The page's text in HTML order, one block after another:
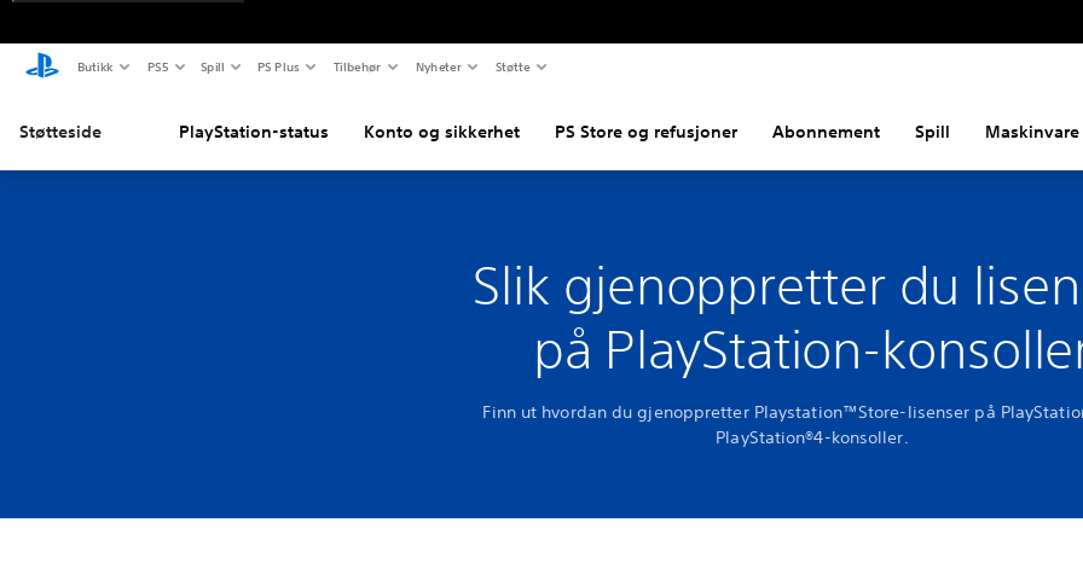
Butikk PS5 Spill PS Plus Tilbehør Nyheter Støtte
Støtteside PlayStation-status Konto og sikkerhet PS Store og refusjoner Abonnement Spill
Slik gjenoppretter du
på PlayStation-
Finn ut hvordan du gjenoppretter Playstation™Store-lisenser på
PlayStation®4-konsoller.